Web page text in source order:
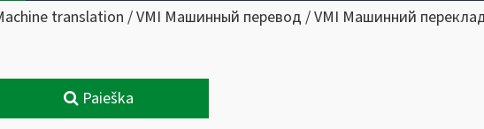
translation / VMI Машинный перевод / VMI Машинний
Paieška